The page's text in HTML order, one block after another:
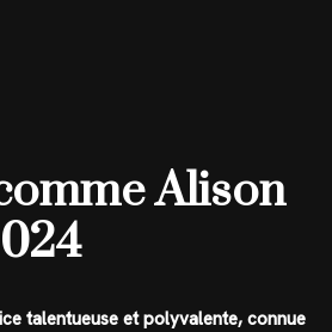
Alison
talentueuse et polyvalente, connue